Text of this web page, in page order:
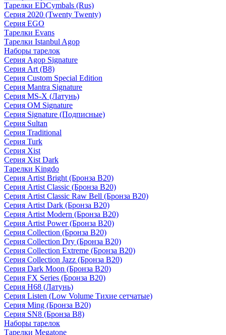
Тарелки EDCymbals (Rus)
Серия 2020 (Twenty Twenty)
Серия EGO
Тарелки Evans
Тарелки Istanbul Agop
Наборы тарелок
Серия Agop Signature
Серия Art (B8)
Серия Custom Special Edition
Серия Mantra Signature
Серия MS-X (Латунь)
Серия OM Signature
Серия Signature (Подписные)
Серия Sultan
Серия Traditional
Серия Turk
Серия Xist
Серия Xist Dark
Тарелки Kingdo
Серия Artist Bright (Бронза B20)
Серия Artist Classic (Бронза B20)
Серия Artist Classic Raw Bell (Бронза B20)
Серия Artist Dark (Бронза B20)
Серия Artist Modern (Бронза B20)
Серия Artist Power (Бронза B20)
Серия Collection (Бронза B20)
Серия Collection Dry (Бронза B20)
Серия Collection Extreme (Бронза B20)
Серия Collection Jazz (Бронза B20)
Серия Dark Moon (Бронза B20)
Серия FX Series (Бронза B20)
Серия H68 (Латунь)
Серия Listen (Low Volume Тихие сетчатые)
Серия Ming (Бронза B20)
Серия SN8 (Бронза B8)
Наборы тарелок
Тарелки Megatone